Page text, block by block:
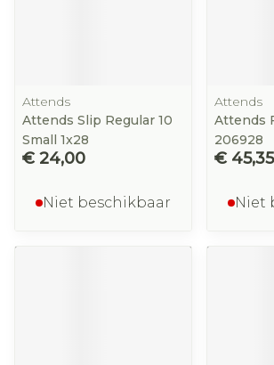
Attends
Attends Slip Regular 10
Small 1x28
€ 24,00
Niet beschikbaar
Attends
Attends
206928
€ 45,35
Niet